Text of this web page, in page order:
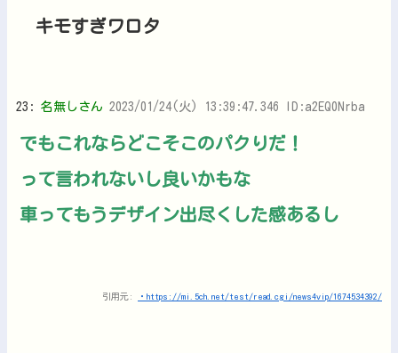
キモすぎワロタ
23: 名無しさん 2023/01/24(火) 13:39:47.346 ID:a2EQ0Nrba
でもこれならどこそこのパクりだ！
って言われないし良いかもな
車ってもうデザイン出尽くした感あるし
引用元: ・https://mi.5ch.net/test/read.cgi/news4vip/1674534392/